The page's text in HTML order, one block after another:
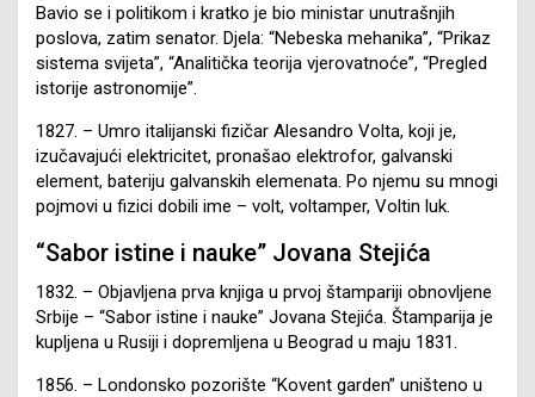
Bavio se i politikom i kratko je bio ministar unutrašnjih
poslova, zatim senator. Djela: “Nebeska mehanika”, “Prikaz
sistema svijeta”, “Analitička teorija vjerovatnoće”, “Pregled
istorije astronomije”.
1827. – Umro italijanski fizičar Alesandro Volta, koji je,
izučavajući elektricitet, pronašao elektrofor, galvanski
element, bateriju galvanskih elemenata. Po njemu su mnogi
pojmovi u fizici dobili ime – volt, voltamper, Voltin luk.
“Sabor istine i nauke” Jovana Stejića
1832. – Objavljena prva knjiga u prvoj štampariji obnovljene
Srbije – “Sabor istine i nauke” Jovana Stejića. Štamparija je
kupljena u Rusiji i dopremljena u Beograd u maju 1831.
1856. – Londonsko pozorište “Kovent garden” uništeno u